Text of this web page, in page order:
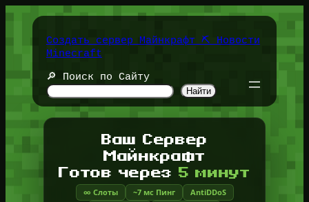
Перейти
содержимомуСоздать сервер Майнкрафт ⛏️ Новости
Minecraft
🔎 Поиск по Сайту
Найти
Ваш Сервер
Майнкрафт
Готов через 5 минут
∞ Слоты ~7 мс Пинг
AntiDDoS